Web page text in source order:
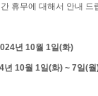
휴무에 대해서 안내 드
년 10월 1일(화)
1일(화) ~ 7일(